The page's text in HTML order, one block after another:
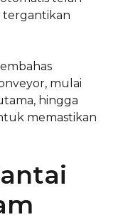
tergantikan
mulai
hingga
memastikan